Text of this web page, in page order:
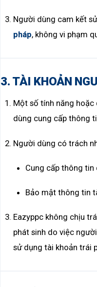
Người dùng cam kết
pháp, không vi phạm
3. TÀI KHOẢN
Một số tính năng
dùng cung cấp thông
Người dùng có trách
Cung cấp thông tin
Bảo mật thông tin
Eazyppc không chịu
phát sinh do việc
sử dụng tài khoản trái